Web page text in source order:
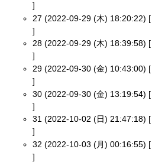
]
27 (2022-09-29 (木) 18:20:22) [
]
28 (2022-09-29 (木) 18:39:58) [
]
29 (2022-09-30 (金) 10:43:00) [
]
30 (2022-09-30 (金) 13:19:54) [
]
31 (2022-10-02 (日) 21:47:18) [
]
32 (2022-10-03 (月) 00:16:55) [
]